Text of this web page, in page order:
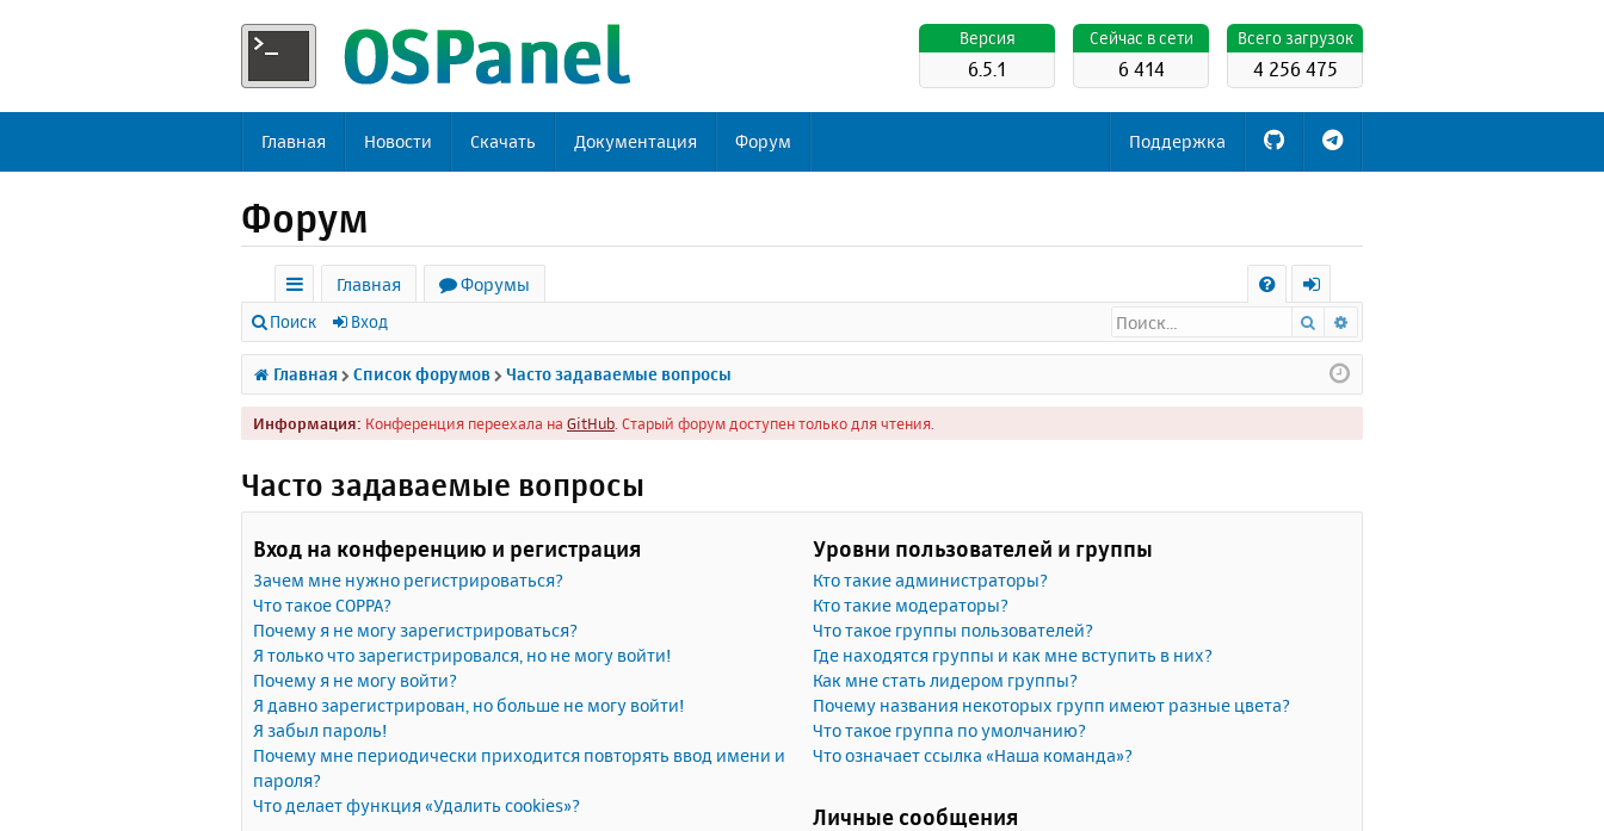
Всего загрузок
4 256 475
Cейчас в сети
6 414
Версия
6.5.1
Главная Новости Скачать Документация Форум Поддержка
Форум
с
ы
л
к
Главная
Форумы
Q
х
о
д
Поиск Вход Поиск
Главная Список форумов Часто задаваемые вопросы
Информация: Конференция переехала на GitHub . Старый форум доступен только для чтения.
Часто задаваемые вопросы
Вход на конференцию и регистрация
Зачем мне нужно регистрироваться?
Что такое COPPA?
Почему я не могу зарегистрироваться?
Я только что зарегистрировался, но не могу войти!
Почему я не могу войти?
Я давно зарегистрирован, но больше не могу войти!
Я забыл пароль!
Почему мне периодически приходится повторять ввод имени и
пароля?
Что делает функция «Удалить cookies»?
Уровни пользователей и группы
Кто такие администраторы?
Кто такие модераторы?
Что такое группы пользователей?
Где находятся группы и как мне вступить в них?
Как мне стать лидером группы?
Почему названия некоторых групп имеют разные цвета?
Что такое группа по умолчанию?
Что означает ссылка «Наша команда»?
Личные сообщения